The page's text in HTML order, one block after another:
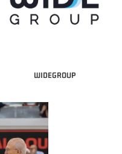
WIDEGROUP